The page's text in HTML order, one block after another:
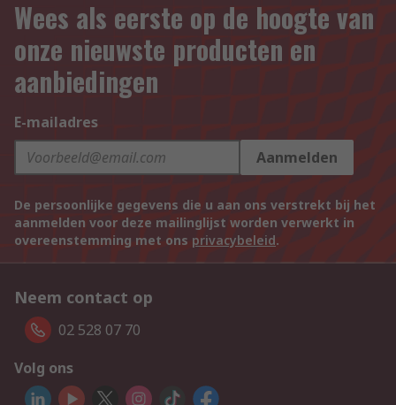
Wees als eerste op de hoogte van
onze nieuwste producten en
aanbiedingen
E-mailadres
Aanmelden
De persoonlijke gegevens die u aan ons verstrekt bij het
aanmelden voor deze mailinglijst worden verwerkt in
overeenstemming met ons privacybeleid.
Neem contact op
02 528 07 70
Volg ons